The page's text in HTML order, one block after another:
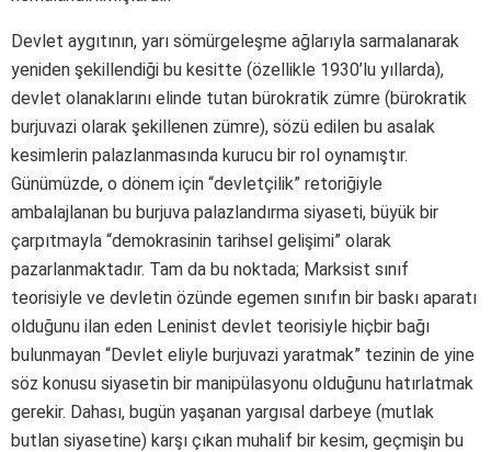
Devlet aygıtının, yarı sömürgeleşme ağlarıyla sarmalanarak
yeniden şekillendiği bu kesitte (özellikle 1930’lu yıllarda),
devlet olanaklarını elinde tutan bürokratik zümre (bürokratik
burjuvazi olarak şekillenen zümre), sözü edilen bu asalak
kesimlerin palazlanmasında kurucu bir rol oynamıştır.
Günümüzde, o dönem için “devletçilik” retoriğiyle
ambalajlanan bu burjuva palazlandırma siyaseti, büyük bir
çarpıtmayla “demokrasinin tarihsel gelişimi” olarak
pazarlanmaktadır. Tam da bu noktada; Marksist sınıf
teorisiyle ve devletin özünde egemen sınıfın bir baskı aparatı
olduğunu ilan eden Leninist devlet teorisiyle hiçbir bağı
bulunmayan “Devlet eliyle burjuvazi yaratmak” tezinin de yine
söz konusu siyasetin bir manipülasyonu olduğunu hatırlatmak
gerekir. Dahası, bugün yaşanan yargısal darbeye (mutlak
butlan siyasetine) karşı çıkan muhalif bir kesim, geçmişin bu